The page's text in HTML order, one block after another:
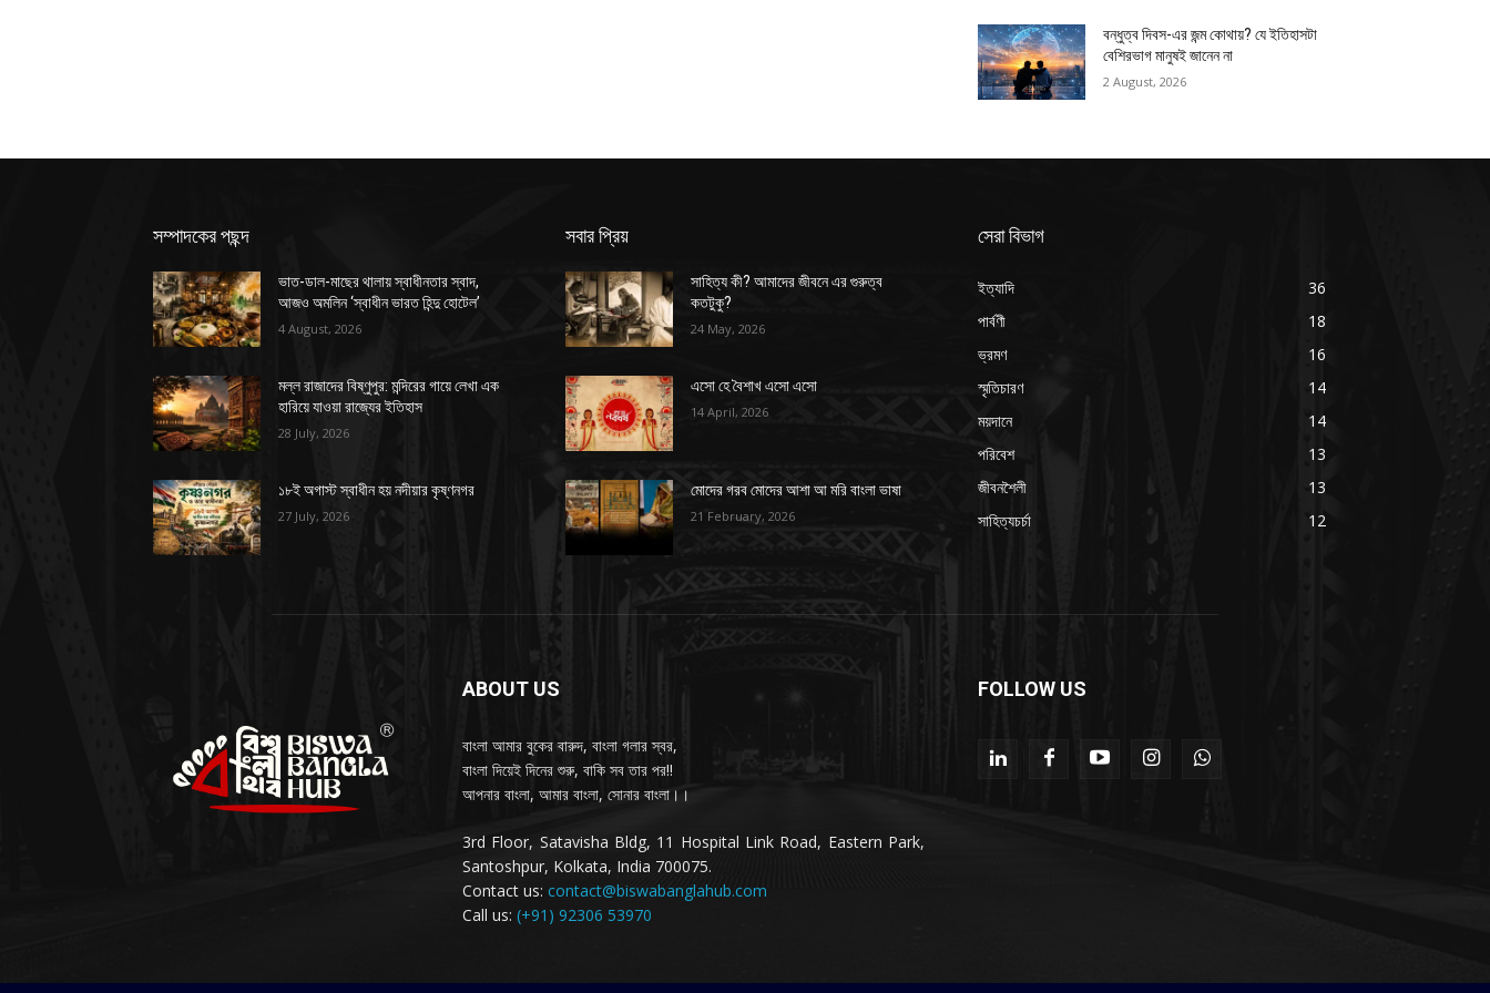
বন্ধুত্ব দিবস-এর জন্ম কোথায়? যে ইতিহাসটা
বেশিরভাগ মানুষই জানেন না
2 August, 2026
সম্পাদকের পছন্দ
ভাত-ডাল-মাছের থালায় স্বাধীনতার স্বাদ,
আজও অমলিন ‘স্বাধীন ভারত হিন্দু হোটেল’
4 August, 2026
মল্ল রাজাদের বিষ্ণুপুর: মন্দিরের গায়ে লেখা এক
হারিয়ে যাওয়া রাজ্যের ইতিহাস
28 July, 2026
১৮ই অগাস্ট স্বাধীন হয় নদীয়ার কৃষ্ণনগর
27 July, 2026
সবার প্রিয়
সাহিত্য কী? আমাদের জীবনে এর গুরুত্ব
কতটুকু?
24 May, 2026
এসো হে বৈশাখ এসো এসো
14 April, 2026
মোদের গরব মোদের আশা আ মরি বাংলা ভাষা
21 February, 2026
সেরা বিভাগ
ইত্যাদি
36
পার্বণী
18
ভ্রমণ
16
স্মৃতিচারণ
14
ময়দানে
14
পরিবেশ
13
জীবনশৈলী
13
সাহিত্যচর্চা
12
ABOUT US
বাংলা আমার বুকের বারুদ, বাংলা গলার স্বর,
বাংলা দিয়েই দিনের শুরু, বাকি সব তার পর!!
আপনার বাংলা, আমার বাংলা, সোনার বাংলা।।
3rd Floor, Satavisha Bldg, 11 Hospital Link Road, Eastern Park,
Santoshpur, Kolkata, India 700075.
Contact us: contact@biswabanglahub.com
Call us: (+91) 92306 53970
FOLLOW US